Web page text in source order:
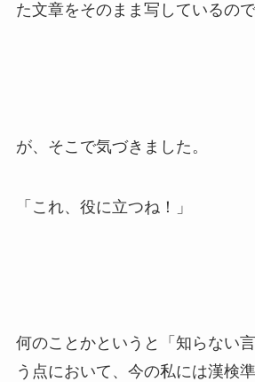
た文章をそのまま写しているので
が、そこで気づきました。
「これ、役に立つね！」
何のことかというと「知らない
う点において、今の私には漢検